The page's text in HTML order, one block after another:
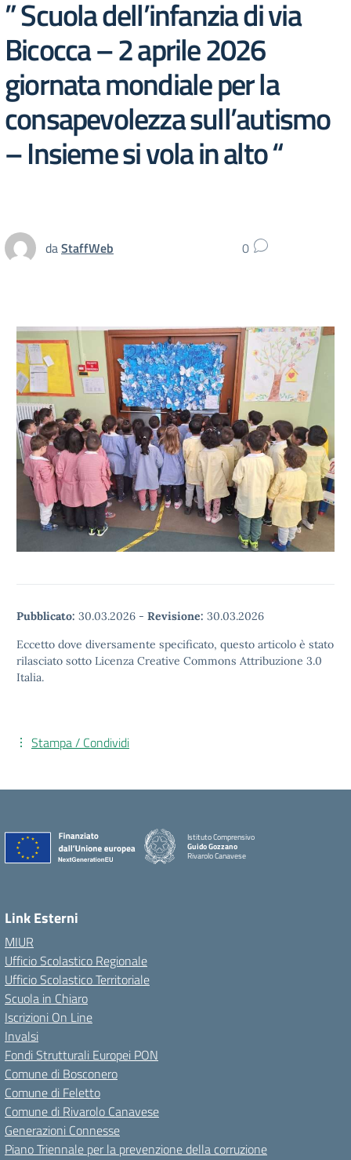
” Scuola dell’infanzia di via
Bicocca – 2 aprile 2026
giornata mondiale per la
consapevolezza sull’autismo
– Insieme si vola in alto “
daStaffWeb 0
Pubblicato: 30.03.2026 - Revisione: 30.03.2026
Eccetto dove diversamente specificato, questo articolo è stato
rilasciato sotto Licenza Creative Commons Attribuzione 3.0
Italia.
Stampa / Condividi
Istituto Comprensivo
Guido Gozzano
Rivarolo Canavese
Link Esterni
MIUR
Ufficio Scolastico Regionale
Ufficio Scolastico Territoriale
Scuola in Chiaro
Iscrizioni On Line
Invalsi
Fondi Strutturali Europei PON
Comune di Bosconero
Comune di Feletto
Comune di Rivarolo Canavese
Generazioni Connesse
Piano Triennale per la prevenzione della corruzione